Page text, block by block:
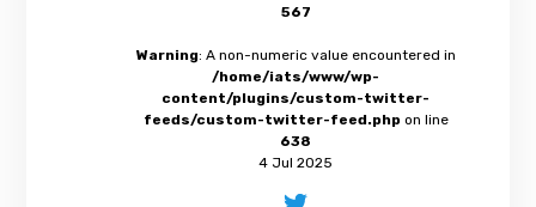
567
Warning: A non-numeric value encountered in
/home/iats/www/wp-
content/plugins/custom-twitter-
feeds/custom-twitter-feed.php on line
638
4 Jul 2025